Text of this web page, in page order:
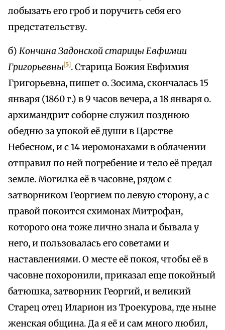
лобызать его гроб и поручить себя его
предстательству.
б) КончинаЗадонскойстарицыЕвфимии
Григорьевны[5]. Старица Божия Евфимия
Григорьевна, пишет о. Зосима, скончалась 15
января (1860 г.) в 9 часов вечера, а 18 января о.
архимандрит соборне служил позднюю
обедню за упокой её души в Царстве
Небесном, и с 14 иеромонахами в облачении
отправил по ней погребение и тело её предал
земле. Могилка её в часовне, рядом с
затворником Георгием по левую сторону, а с
правой покоится схимонах Митрофан,
которого она тоже лично знала и бывала у
него, и пользовалась его советами и
наставлениями. О месте её покоя, чтобы её в
часовне похоронили, приказал еще покойный
батюшка, затворник Георгий, и великий
Старец отец Иларион из Троекурова, где ныне
женская община. Да я её и сам много любил,